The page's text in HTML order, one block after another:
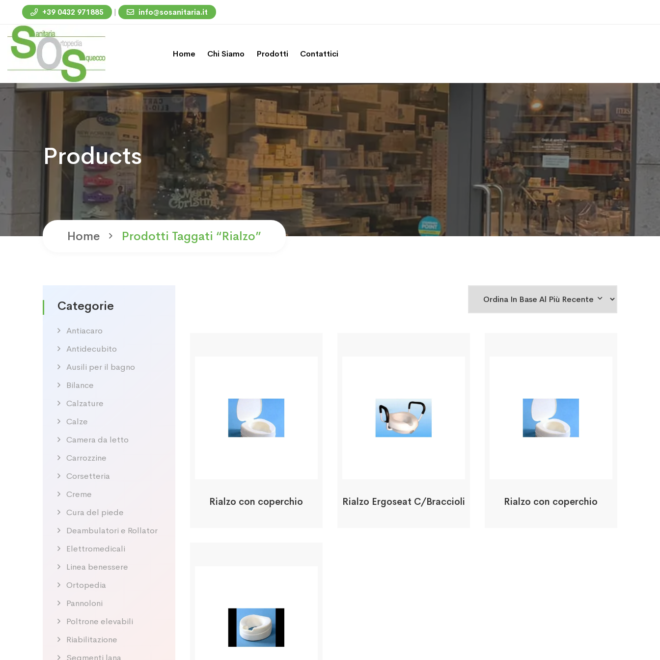
+39 0432 971885 | info@sosanitaria.it
Home Chi Siamo Prodotti Contattici
Products
Home Prodotti Taggati “rialzo”
Categorie
Antiacaro
Antidecubito
Ausili per il bagno
Bilance
Calzature
Calze
Camera da letto
Carrozzine
Corsetteria
Creme
Cura del piede
Deambulatori e Rollator
Elettromedicali
Linea benessere
Ortopedia
Pannoloni
Poltrone elevabili
Riabilitazione
Segmenti lana
Rialzo con coperchio Rialzo Ergoseat C/Braccioli Rialzo con coperchio